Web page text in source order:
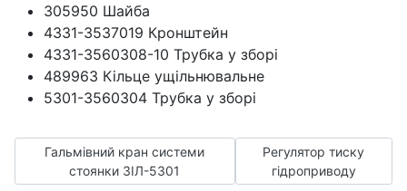
305950 Шайба
4331-3537019 Кронштейн
4331-3560308-10 Трубка у зборі
489963 Кільце ущільнювальне
5301-3560304 Трубка у зборі
Попередня стаття: Гальмівний кран системи стоянки
Гальмівний кран системи
стоянки ЗІЛ-5301
Наступна стаття:
Регулятор тиску
гідроприводу